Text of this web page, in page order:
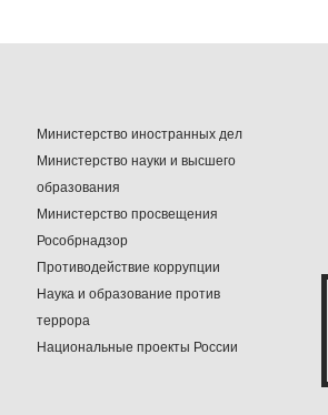
Министерство иностранных дел
Министерство науки и высшего
образования
Министерство просвещения
Рособрнадзор
Противодействие коррупции
Наука и образование против
террора
Национальные проекты России